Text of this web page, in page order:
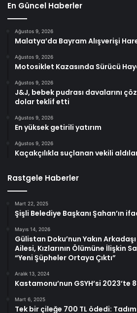
En Güncel Haberler
Ağustos 9, 2026
Malatya’da Bayram Alışverişi
Ağustos 9, 2026
Motosiklet Kazasında Sürücü
Ağustos 9, 2026
J&J, bebek pudrası davalarını
dolar teklif etti
Ağustos 9, 2026
En yüksek getirili yatırım
Ağustos 9, 2026
Kaçakçılıkla suçlanan vekili
Rastgele Haberler
Mart 22, 2025
Şişli Belediye Başkanı Şahan’ın
Mayıs 14, 2026
Gülistan Doku’nun Yakın
Ailesi, Kızlarının Ölümüne İlişkin
“Yeni Şüpheler Ortaya Çıktı”
Aralık 13, 2024
Kastamonu’nun GSYH’si 2023’te
Mart 6, 2025
Tek bir çileğe 700 TL ödedi: